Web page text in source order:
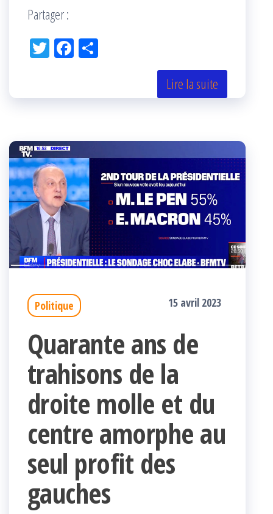
Partager :
Tw Fac
k r
Lire la suite
Politique 15 avril 2023
Quarante ans de
trahisons de la
droite molle et du
centre amorphe au
seul profit des
gauches